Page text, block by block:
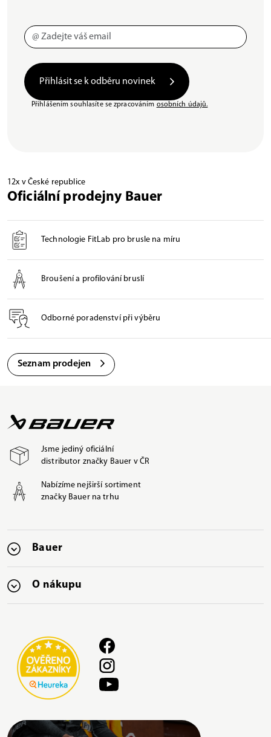
Přihlásit se k odběru novinek
Přihlášením souhlasíte se zpracováním osobních údajů.
12x v České republice
Oficiální prodejny Bauer
Technologie FitLab pro brusle na míru
Broušení a profilování bruslí
Odborné poradenství při výběru
Seznam prodejen
Jsme jediný oficiální
distributor značky Bauer v ČR
Nabízíme nejširší sortiment
značky Bauer na trhu
Bauer
O nákupu